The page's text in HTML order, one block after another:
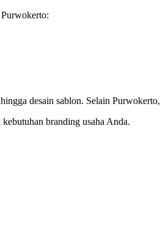
desain sablon. Selain
kebutuhan branding usaha Anda.